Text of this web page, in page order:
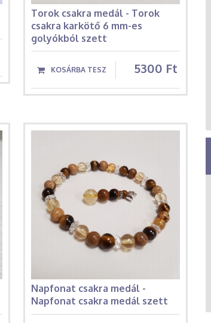
Torok csakra medál - Torok
csakra karkötő 6 mm-es
golyókból szett
5300 Ft
Napfonat csakra medál -
Napfonat csakra medál szett